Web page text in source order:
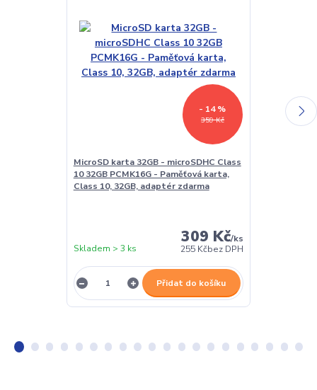
359 Kč
- 14 %
MicroSD karta 32GB - microSDHC Class
10 32GB PCMK16G - Paměťová karta,
Class 10, 32GB, adaptér zdarma
309 Kč/ks
255 Kčbez DPH
Skladem > 3 ks
Přidat do košíku